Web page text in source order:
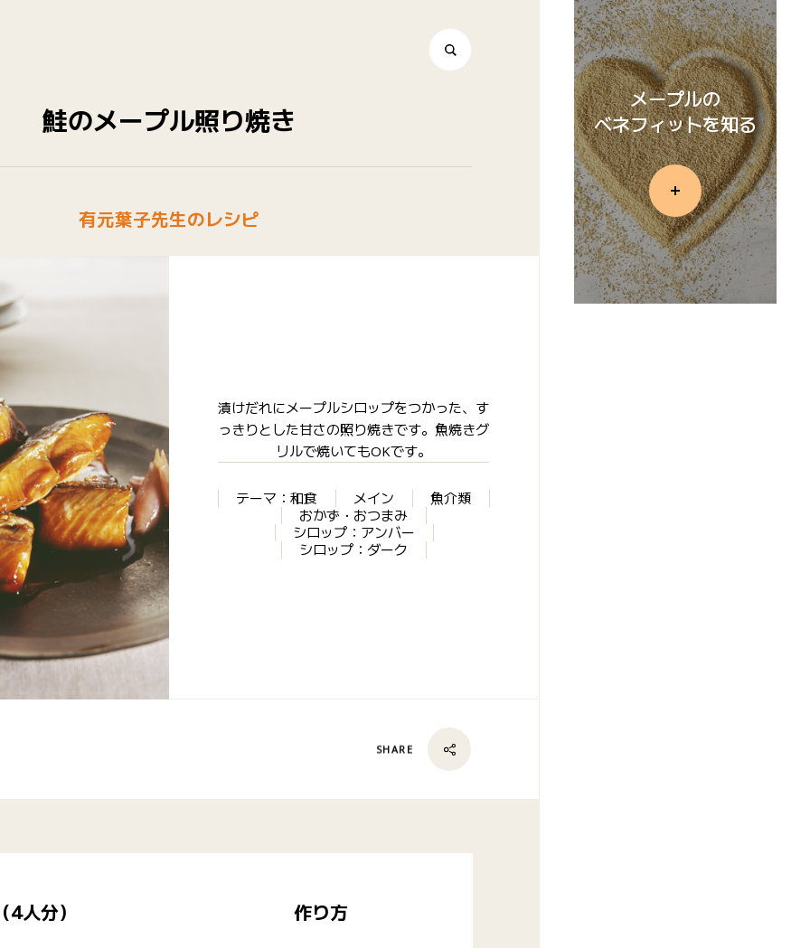
鮭のメープル照り焼き
有元葉子先生のレシピ
漬けだれにメープルシロップをつかった、す
っきりとした甘さの照り焼きです。魚焼きグ
リルで焼いてもOKです。
テーマ：和食 メイン
魚介類
おかず・おつまみ
シロップ：アンバー
シロップ：ダーク
SHARE
4人分） 作り方
メープルの
ベネフィットを知る